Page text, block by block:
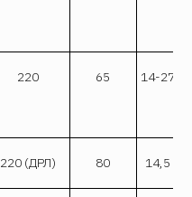
220 65 14-27
220 (ДРЛ) 80 14,5